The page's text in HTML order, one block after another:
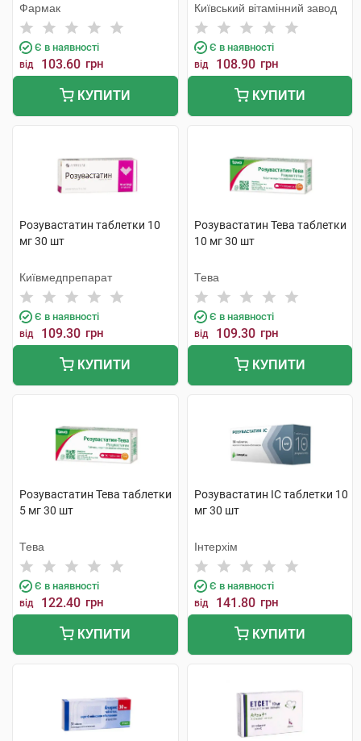
Фармак
Є в наявності
від 103.60 грн
КУПИТИ
Київський вітамінний завод
Є в наявності
від 108.90 грн
КУПИТИ
Розувастатин таблетки 10
мг 30 шт
Київмедпрепарат
Є в наявності
від 109.30 грн
КУПИТИ
Розувастатин Тева таблетки
10 мг 30 шт
Тева
Є в наявності
від 109.30 грн
КУПИТИ
Розувастатин Тева таблетки
5 мг 30 шт
Тева
Є в наявності
від 122.40 грн
КУПИТИ
Розувастатин ІС таблетки 10
мг 30 шт
Інтерхім
Є в наявності
від 141.80 грн
КУПИТИ